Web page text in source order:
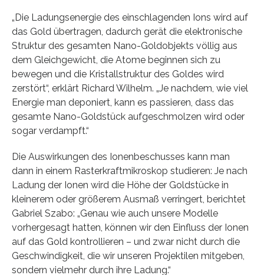
„Die Ladungsenergie des einschlagenden Ions wird auf
das Gold übertragen, dadurch gerät die elektronische
Struktur des gesamten Nano-Goldobjekts völlig aus
dem Gleichgewicht, die Atome beginnen sich zu
bewegen und die Kristallstruktur des Goldes wird
zerstört“, erklärt Richard Wilhelm. „Je nachdem, wie viel
Energie man deponiert, kann es passieren, dass das
gesamte Nano-Goldstück aufgeschmolzen wird oder
sogar verdampft.“
Die Auswirkungen des Ionenbeschusses kann man
dann in einem Rasterkraftmikroskop studieren: Je nach
Ladung der Ionen wird die Höhe der Goldstücke in
kleinerem oder größerem Ausmaß verringert, berichtet
Gabriel Szabo: „Genau wie auch unsere Modelle
vorhergesagt hatten, können wir den Einfluss der Ionen
auf das Gold kontrollieren – und zwar nicht durch die
Geschwindigkeit, die wir unseren Projektilen mitgeben,
sondern vielmehr durch ihre Ladung.“